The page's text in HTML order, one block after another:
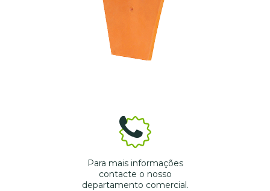
Para mais informações
contacte o nosso
departamento comercial.